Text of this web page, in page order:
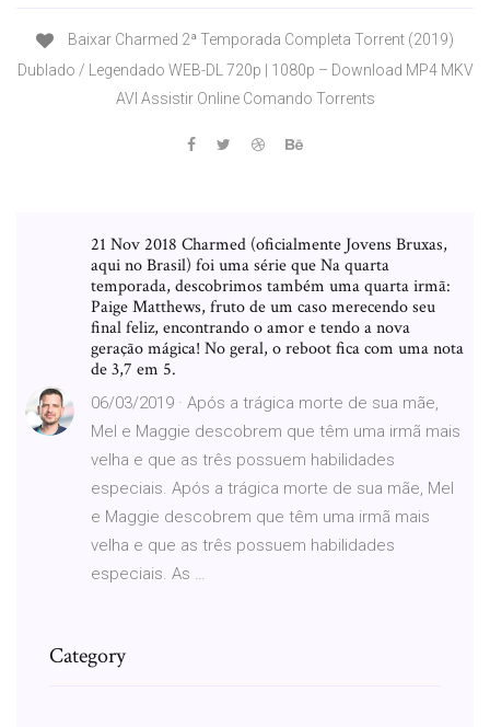
Baixar Charmed 2ª Temporada Completa Torrent (2019)
Dublado / Legendado WEB-DL 720p | 1080p – Download MP4 MKV
AVI Assistir Online Comando Torrents
21 Nov 2018 Charmed (oficialmente Jovens Bruxas,
aqui no Brasil) foi uma série que Na quarta
temporada, descobrimos também uma quarta irmã:
Paige Matthews, fruto de um caso merecendo seu
final feliz, encontrando o amor e tendo a nova
geração mágica! No geral, o reboot fica com uma nota
de 3,7 em 5.
06/03/2019 · Após a trágica morte de sua mãe,
Mel e Maggie descobrem que têm uma irmã mais
velha e que as três possuem habilidades
especiais. Após a trágica morte de sua mãe, Mel
e Maggie descobrem que têm uma irmã mais
velha e que as três possuem habilidades
especiais. As …
Category